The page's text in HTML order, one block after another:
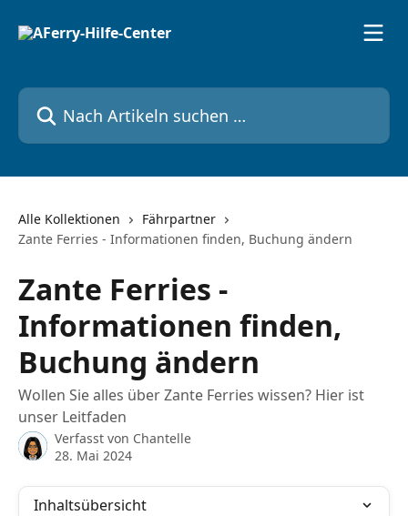
Nach Artikeln suchen …
Alle Kollektionen
Fährpartner
Zante Ferries - Informationen finden, Buchung ändern
Zante Ferries -
Informationen finden,
Buchung ändern
Wollen Sie alles über Zante Ferries wissen? Hier ist
unser Leitfaden
Verfasst von Chantelle
28. Mai 2024
Inhaltsübersicht